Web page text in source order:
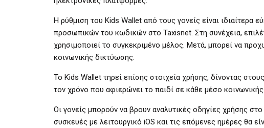
Η ρύθμιση του Kids Wallet από τους γονείς είναι
προσωπικών του κωδικών στο Taxisnet. Στη συνέχεια,
χρησιμοποιεί το συγκεκριμένο μέλος. Μετά, μπορεί να
κοινωνικής δικτύωσης.
To Kids Wallet τηρεί επίσης στοιχεία χρήσης, δίνοντας
τον χρόνο που αφιερώνει το παιδί σε κάθε μέσο
Οι γονείς μπορούν να βρουν αναλυτικές οδηγίες χρήσης
συσκευές με λειτουργικό iOS και τις επόμενες ημέρες θα